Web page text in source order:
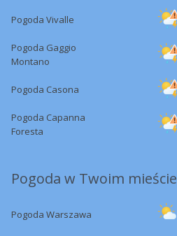
Pogoda Vivalle
Pogoda Gaggio
Montano
Pogoda Casona
Pogoda Capanna
Foresta
Pogoda w Twoim mieście
Pogoda Warszawa